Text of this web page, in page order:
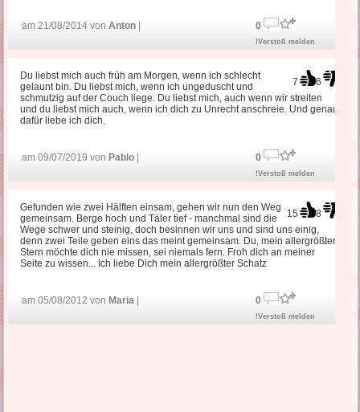
am 21/08/2014 vonAnton 0
!Verstoß melden
7 6
Du liebst mich auch früh am Morgen, wenn ich schlecht
gelaunt bin. Du liebst mich, wenn ich ungeduscht und
schmutzig auf der Couch liege. Du liebst mich, auch wenn wir streiten
und du liebst mich auch, wenn ich dich zu Unrecht anschreie. Und genau
dafür liebe ich dich.
am 09/07/2019 von Pablo 0
!Verstoß melden
15 8
Gefunden wie zwei Hälften einsam, gehen wir nun den Weg
gemeinsam. Berge hoch und Täler tief - manchmal sind die
Wege schwer und steinig, doch besinnen wir uns und sind uns einig,
denn zwei Teile geben eins das meint gemeinsam. Du, mein allergrößter
Stern möchte dich nie missen, sei niemals fern. Froh dich an meiner
Seite zu wissen... Ich liebe Dich mein allergrößter Schatz
am 05/08/2012 von Maria 0
!Verstoß melden